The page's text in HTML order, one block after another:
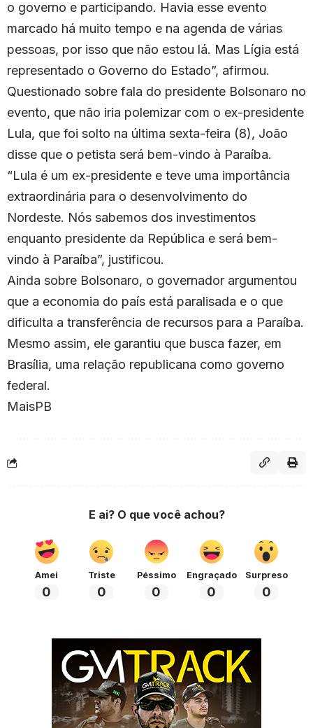
o governo e participando. Havia esse evento
marcado há muito tempo e na agenda de várias
pessoas, por isso que não estou lá. Mas Lígia está
representado o Governo do Estado”, afirmou.
Questionado sobre fala do presidente Bolsonaro no
evento, que não iria polemizar com o ex-presidente
Lula, que foi solto na última sexta-feira (8), João
disse que o petista será bem-vindo à Paraíba.
“Lula é um ex-presidente e teve uma importância
extraordinária para o desenvolvimento do
Nordeste. Nós sabemos dos investimentos
enquanto presidente da República e será bem-
vindo à Paraíba”, justificou.
Ainda sobre Bolsonaro, o governador argumentou
que a economia do país está paralisada e o que
dificulta a transferência de recursos para a Paraíba.
Mesmo assim, ele garantiu que busca fazer, em
Brasília, uma relação republicana como governo
federal.
MaisPB
E ai? O que você achou?
Amei
0
Triste
0
Péssimo
0
Engraçado
0
Surpreso
0